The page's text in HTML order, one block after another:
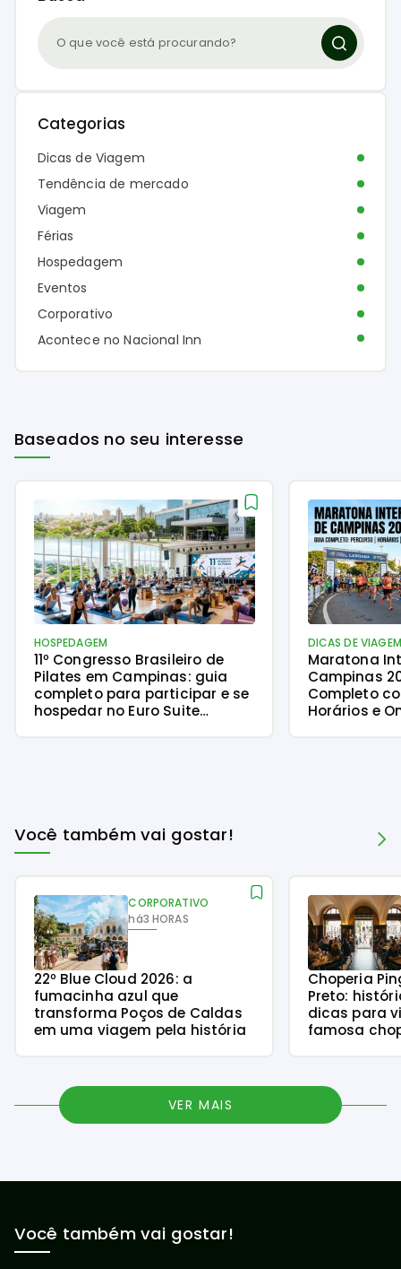
Categorias
Dicas de Viagem
Tendência de mercado
Viagem
Férias
Hospedagem
Eventos
Corporativo
Acontece no Nacional Inn
Baseados no seu interesse
HOSPEDAGEM
11º Congresso Brasileiro de
Pilates em Campinas: guia
completo para participar e se
hospedar no Euro Suite
DICAS DE VIAGEM
Maratona
Campinas
Completo
Horários e
Você também vai gostar!
CORPORATIVO
há3 HORAS
22º Blue Cloud 2026: a
fumacinha azul que
transforma Poços de Caldas
em uma viagem pela história
Choperia
Preto:
dicas para
famosa
VER MAIS
Você também vai gostar!